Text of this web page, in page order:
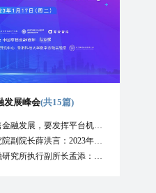
发展峰会(共15篇)
发展，要发挥平台机构的作用
薛洪言：2023年消费信贷或迎来新起点
：开放银行与嵌入式金融为数字普惠金融带来更大发展空间